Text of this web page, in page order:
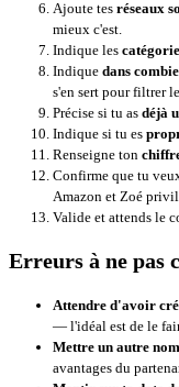
Ajoute tes réseaux
mieux c'est.
Indique les
Indique dans
s'en sert pour filtrer
Précise si tu as déjà
Indique si tu es
Renseigne ton
Confirme que tu
Amazon et Zoé
Valide et attends le
Erreurs à ne pas
Attendre d'avoir
— l'idéal est de le
Mettre un autre
avantages du